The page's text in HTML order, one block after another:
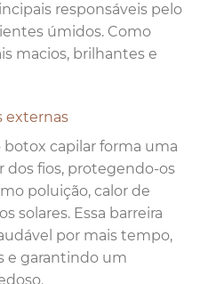
responsáveis pelo
úmidos. Como
macios, brilhantes e
externas
botox capilar forma uma
dos fios, protegendo-os
poluição, calor de
solares. Essa barreira
por mais tempo,
e garantindo um